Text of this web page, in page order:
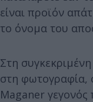
είναι προϊόν
το όνομα του
Στη
στη φωτογραφία,
Maganer